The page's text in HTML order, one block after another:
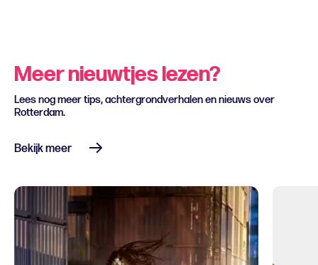
Meer nieuwtjes lezen?
Lees nog meer tips, achtergrondverhalen en nieuws over
Rotterdam.
Bekijk meer